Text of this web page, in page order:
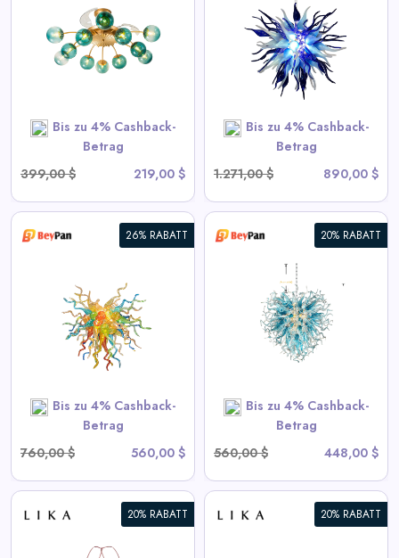
Bis zu 4% Cashback-
Betrag
399,00 $
219,00 $
Bis zu 4% Cashback-
Betrag
1.271,00 $
890,00 $
Kronleuchter Gradient Blau
und Frosted Weiß
View All BeyPan Deals
SHOP NOW
26% RABATT
Bis zu 4% Cashback-
Betrag
760,00 $
560,00 $
20% RABATT
Bis zu 4% Cashback-
Betrag
560,00 $
448,00 $
Blown Glass Chandeliers
Chihuly Style Blau
View All BeyPan Deals
SHOP NOW
20% RABATT 20% RABATT